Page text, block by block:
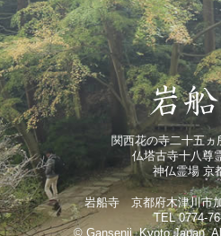
関西花の寺二十五ヵ
仏塔古寺十八尊
神仏霊場 京
岩船寺 京都府木津川市
TEL 0774-
© Gansenji, Kyoto Japan.